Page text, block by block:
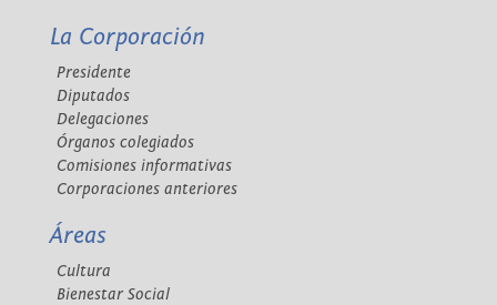
La Corporación
Presidente
Diputados
Delegaciones
Órganos colegiados
Comisiones informativas
Corporaciones anteriores
Áreas
Cultura
Bienestar Social